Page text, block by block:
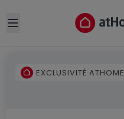
Open sidebar
EXCLUSIVITÉ ATHOME